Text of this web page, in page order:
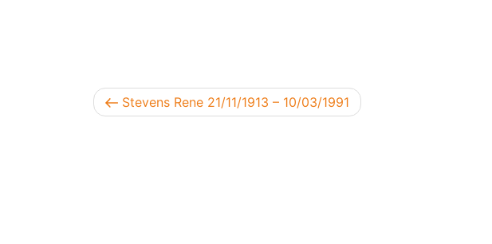
Berichtnavigatie
Vorig bericht
Stevens Rene 21/11/1913 – 10/03/1991